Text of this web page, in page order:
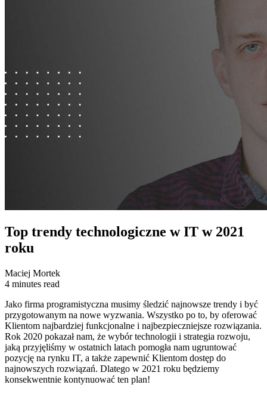
Top trendy technologiczne w IT w 2021
roku
Maciej Mortek
4 minutes read
Jako firma programistyczna musimy śledzić najnowsze trendy i być
przygotowanym na nowe wyzwania. Wszystko po to, by oferować
Klientom najbardziej funkcjonalne i najbezpieczniejsze rozwiązania.
Rok 2020 pokazał nam, że wybór technologii i strategia rozwoju,
jaką przyjęliśmy w ostatnich latach pomogła nam ugruntować
pozycję na rynku IT, a także zapewnić Klientom dostęp do
najnowszych rozwiązań. Dlatego w 2021 roku będziemy
konsekwentnie kontynuować ten plan!